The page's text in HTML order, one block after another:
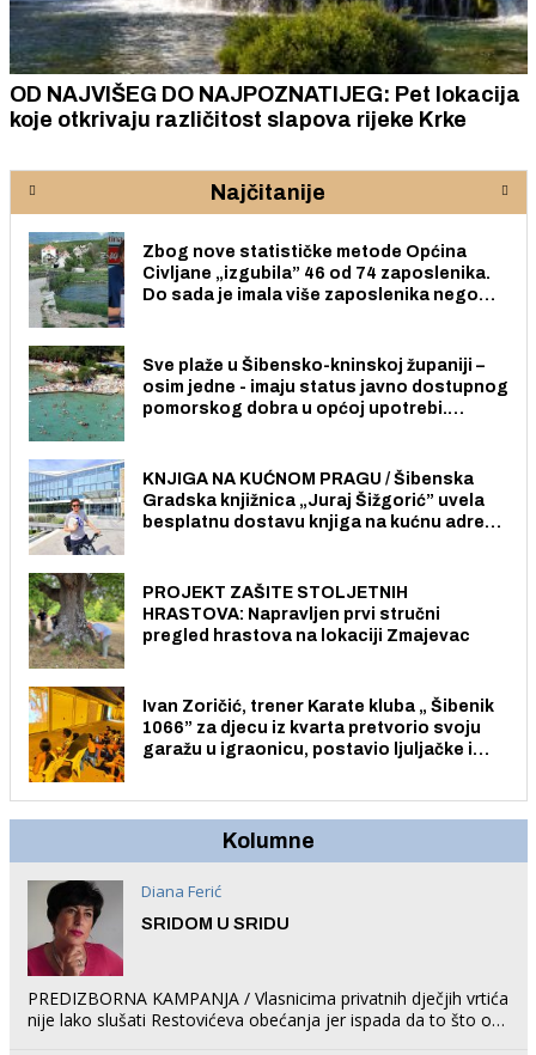
OD NAJVIŠEG DO NAJPOZNATIJEG: Pet lokacija
koje otkrivaju različitost slapova rijeke Krke
Najčitanije
Zbog nove statističke metode Općina
Civljane „izgubila” 46 od 74 zaposlenika.
Do sada je imala više zaposlenika nego
Sve plaže u Šibensko-kninskoj županiji –
osim jedne - imaju status javno dostupnog
pomorskog dobra u općoj upotrebi.
KNJIGA NA KUĆNOM PRAGU / Šibenska
Gradska knjižnica „Juraj Šižgorić” uvela
besplatnu dostavu knjiga na kućnu adresu
PROJEKT ZAŠITE STOLJETNIH
HRASTOVA: Napravljen prvi stručni
pregled hrastova na lokaciji Zmajevac
Ivan Zoričić, trener Karate kluba „ Šibenik
1066” za djecu iz kvarta pretvorio svoju
garažu u igraonicu, postavio ljuljačke i
Kolumne
Diana Ferić
SRIDOM U SRIDU
PREDIZBORNA KAMPANJA / Vlasnicima privatnih dječjih vrtića
nije lako slušati Restovićeva obećanja jer ispada da to što oni